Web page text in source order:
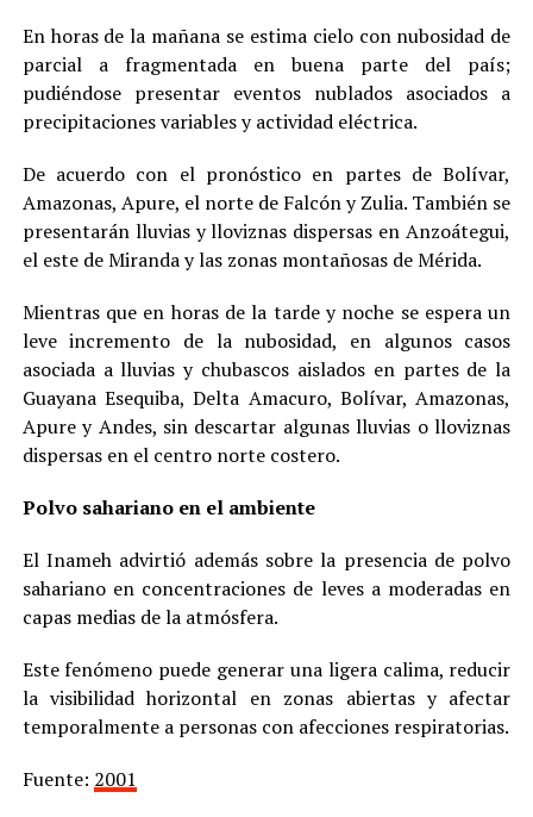
En horas de la mañana se estima cielo con nubosidad de
parcial a fragmentada en buena parte del país;
pudiéndose presentar eventos nublados asociados a
precipitaciones variables y actividad eléctrica.
De acuerdo con el pronóstico en partes de Bolívar,
Amazonas, Apure, el norte de Falcón y Zulia. También se
presentarán lluvias y lloviznas dispersas en Anzoátegui,
el este de Miranda y las zonas montañosas de Mérida.
Mientras que en horas de la tarde y noche se espera un
leve incremento de la nubosidad, en algunos casos
asociada a lluvias y chubascos aislados en partes de la
Guayana Esequiba, Delta Amacuro, Bolívar, Amazonas,
Apure y Andes, sin descartar algunas lluvias o lloviznas
dispersas en el centro norte costero.
Polvo sahariano en el ambiente
El Inameh advirtió además sobre la presencia de polvo
sahariano en concentraciones de leves a moderadas en
capas medias de la atmósfera.
Este fenómeno puede generar una ligera calima, reducir
la visibilidad horizontal en zonas abiertas y afectar
temporalmente a personas con afecciones respiratorias.
Fuente: 2001